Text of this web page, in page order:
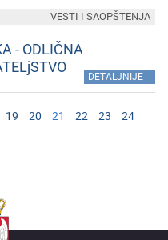
- ODLIČNA
DETALJNIJE
VESTI I SAOPŠTENJA
19 20 21 22 23
24